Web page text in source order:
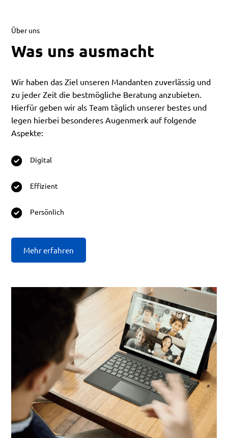
Über uns
Was uns ausmacht
Wir haben das Ziel unseren Mandanten zuverlässig und
zu jeder Zeit die bestmögliche Beratung anzubieten.
Hierfür geben wir als Team täglich unserer bestes und
legen hierbei besonderes Augenmerk auf folgende
Aspekte:
Digital
Effizient
Persönlich
Mehr erfahren